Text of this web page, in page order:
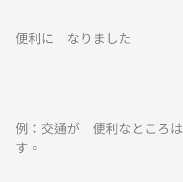
便利に なりました
例：交通が 便利なところ
す。